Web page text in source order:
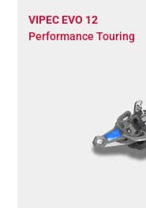
VIPEC EVO 12
Performance Touring